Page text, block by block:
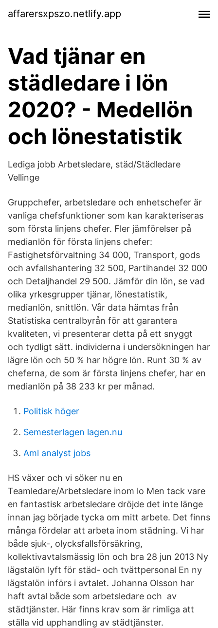
affarersxpszo.netlify.app
Vad tjänar en
städledare i lön
2020? - Medellön
och lönestatistik
Lediga jobb Arbetsledare, städ/Städledare
Vellinge
Gruppchefer, arbetsledare och enhetschefer är
vanliga chefsfunktioner som kan karakteriseras
som första linjens chefer. Fler jämförelser på
medianlön för första linjens chefer:
Fastighetsförvaltning 34 000, Transport, gods
och avfallshantering 32 500, Partihandel 32 000
och Detaljhandel 29 500. Jämför din lön, se vad
olika yrkesgrupper tjänar, lönestatistik,
medianlön, snittlön. Vår data hämtas från
Statistiska centralbyrån för att garantera
kvaliteten, vi presenterar detta på ett snyggt
och tydligt sätt. individerna i undersökningen har
lägre lön och 50 % har högre lön. Runt 30 % av
cheferna, de som är första linjens chefer, har en
medianlön på 38 233 kr per månad.
Politisk höger
Semesterlagen lagen.nu
Aml analyst jobs
HS växer och vi söker nu en
Teamledare/Arbetsledare inom lo Men tack vare
en fantastisk arbetsledare dröjde det inte länge
innan jag började tycka om mitt arbete. Det finns
många fördelar att arbeta inom städning. Vi har
både sjuk-, olycksfallsförsäkring,
kollektivavtalsmässig lön och bra 28 jun 2013 Ny
lägstalön lyft för städ- och tvättpersonal En ny
lägstalön införs i avtalet. Johanna Olsson har
haft avtal både som arbetsledare och av
städtjänster. Här finns krav som är rimliga att
ställa vid upphandling av städtjänster.